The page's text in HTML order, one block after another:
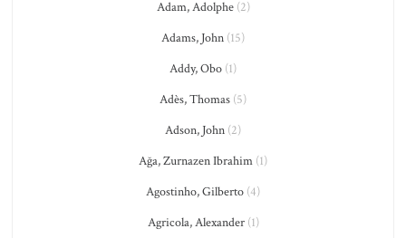
Adam, Adolphe(2)
Adams, John (15)
Addy, Obo (1)
Adès, Thomas (5)
Adson, John (2)
Ağa, Zurnazen Ibrahim (1)
Agostinho, Gilberto (4)
Agricola, Alexander(1)